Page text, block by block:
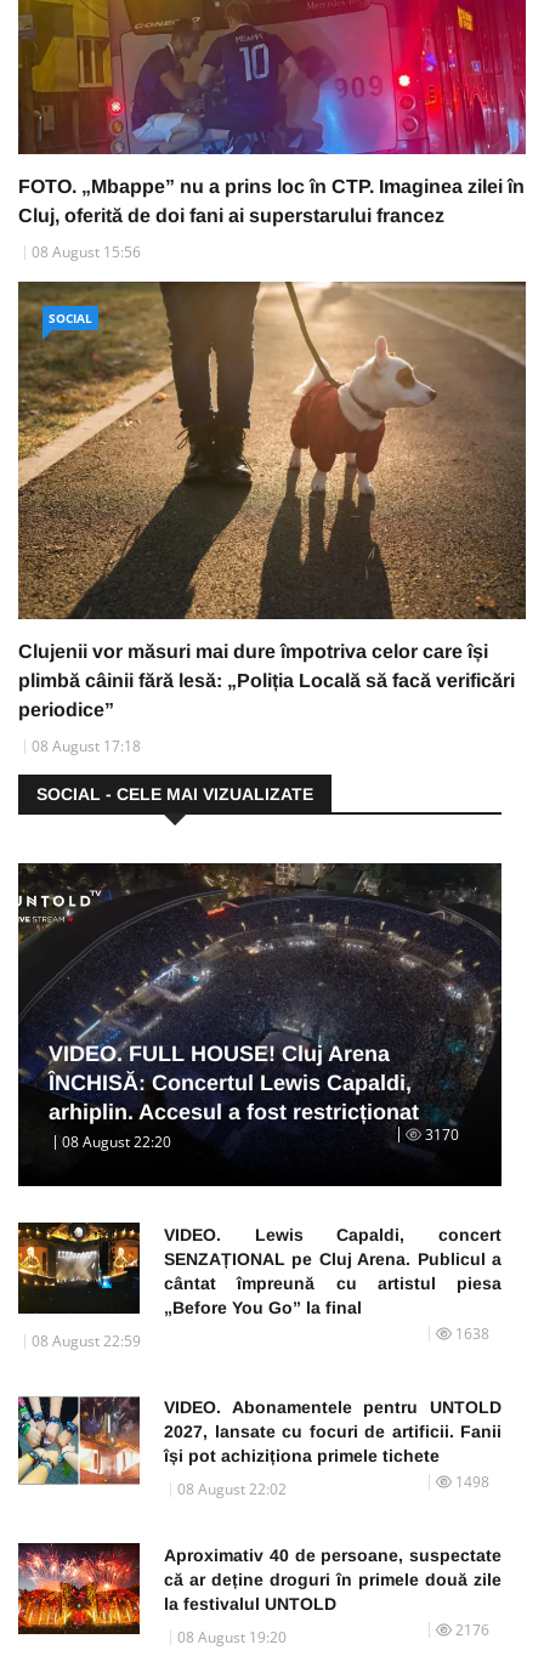
FOTO. „Mbappe” nu a prins loc în CTP. Imaginea zilei în
Cluj, oferită de doi fani ai superstarului francez
08 August 15:56
SOCIAL
Clujenii vor măsuri mai dure împotriva celor care își
plimbă câinii fără lesă: „Poliția Locală să facă verificări
periodice”
08 August 17:18
SOCIAL - CELE MAI VIZUALIZATE
VIDEO. FULL HOUSE! Cluj Arena
ÎNCHISĂ: Concertul Lewis Capaldi,
arhiplin. Accesul a fost restricționat
08 August 22:20 3170
VIDEO. Lewis Capaldi, concert
SENZAȚIONAL pe Cluj Arena. Publicul a
cântat împreună cu artistul piesa
„Before You Go” la final
08 August 22:59 1638
VIDEO. Abonamentele pentru UNTOLD
2027, lansate cu focuri de artificii. Fanii
își pot achiziționa primele tichete
08 August 22:02 1498
Aproximativ 40 de persoane, suspectate
că ar deține droguri în primele două zile
la festivalul UNTOLD
08 August 19:20 2176